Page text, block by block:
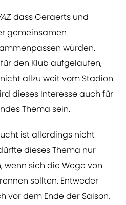
, dass Geraerts und
gemeinsamen
würden.
den Klub aufgelaufen,
allzu weit vom Stadion
dieses Interesse auch für
Thema sein.
ist allerdings nicht
dieses Thema nur
sich die Wege von
sollten. Entweder
vor dem Ende der Saison,